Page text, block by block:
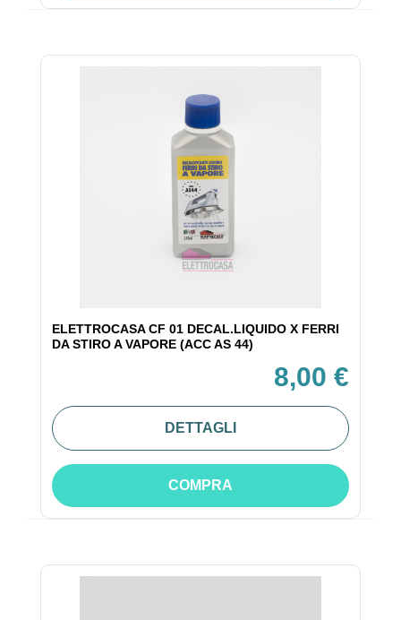
ELETTROCASA CF 01 DECAL.LIQUIDO X FERRI
DA STIRO A VAPORE (ACC AS 44)
8,00 €
DETTAGLI
COMPRA